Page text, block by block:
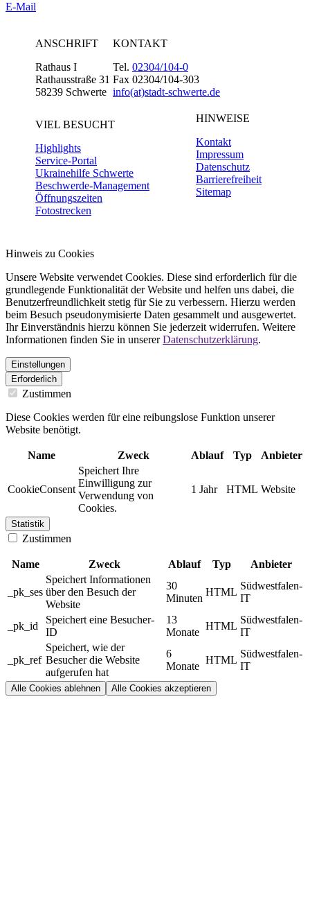
E-Mail
ANSCHRIFT
Rathaus I
Rathausstraße 31
58239 Schwerte
KONTAKT
Tel. 02304/104-0
Fax 02304/104-303
info(at)stadt-schwerte.de
VIEL BESUCHT
Highlights
Service-Portal
Ukrainehilfe Schwerte
Beschwerde-Management
Öffnungszeiten
Fotostrecken
HINWEISE
Kontakt
Impressum
Datenschutz
Barrierefreiheit
Sitemap
Hinweis zu Cookies
Unsere Website verwendet Cookies. Diese sind erforderlich für die
grundlegende Funktionalität der Website und helfen uns dabei, die
Benutzerfreundlichkeit stetig für Sie zu verbessern. Hierzu werden
beim Besuch pseudonymisierte Daten gesammelt und ausgewertet.
Ihr Einverständnis hierzu können Sie jederzeit widerrufen. Weitere
Informationen finden Sie in unsererDatenschutzerklärung.
Einstellungen
Erforderlich
Zustimmen
Diese Cookies werden für eine reibungslose Funktion unserer
Website benötigt.
Name Zweck Ablauf Typ Anbieter
CookieConsent
Speichert Ihre
Einwilligung zur
Verwendung von
Cookies.
1 Jahr HTML Website
Statistik
Zustimmen
Name Zweck Ablauf Typ Anbieter
_pk_ses
Speichert Informationen
über den Besuch der
Website
30
Minuten
HTML
Südwestfalen-
IT
_pk_id
Speichert eine Besucher-
ID
13
Monate
HTML
Südwestfalen-
IT
_pk_ref
Speichert, wie der
Besucher die Website
aufgerufen hat
6
Monate
HTML
Südwestfalen-
IT
Alle Cookies ablehnen Alle Cookies akzeptieren